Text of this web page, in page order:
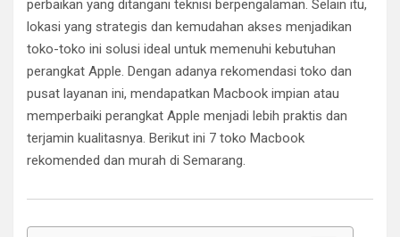
perbaikan yang ditangani teknisi berpengalaman. Selain itu,
lokasi yang strategis dan kemudahan akses menjadikan
toko-toko ini solusi ideal untuk memenuhi kebutuhan
perangkat Apple. Dengan adanya rekomendasi toko dan
pusat layanan ini, mendapatkan Macbook impian atau
memperbaiki perangkat Apple menjadi lebih praktis dan
terjamin kualitasnya. Berikut ini 7 toko Macbook
rekomended dan murah di Semarang.